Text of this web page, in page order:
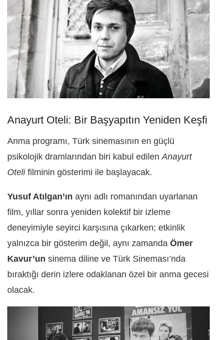
Anayurt Oteli: Bir Başyapıtın Yeniden Keşfi
Anma programı, Türk sinemasının en güçlü
psikolojik dramlarından biri kabul edilen Anayurt
Otelifilminin gösterimi ile başlayacak.
Yusuf Atılgan’ın aynı adlı romanından uyarlanan
film, yıllar sonra yeniden kolektif bir izleme
deneyimiyle seyirci karşısına çıkarken; etkinlik
yalnızca bir gösterim değil, aynı zamanda Ömer
Kavur’un sinema diline ve Türk Sineması’nda
bıraktığı derin izlere odaklanan özel bir anma gecesi
olacak.